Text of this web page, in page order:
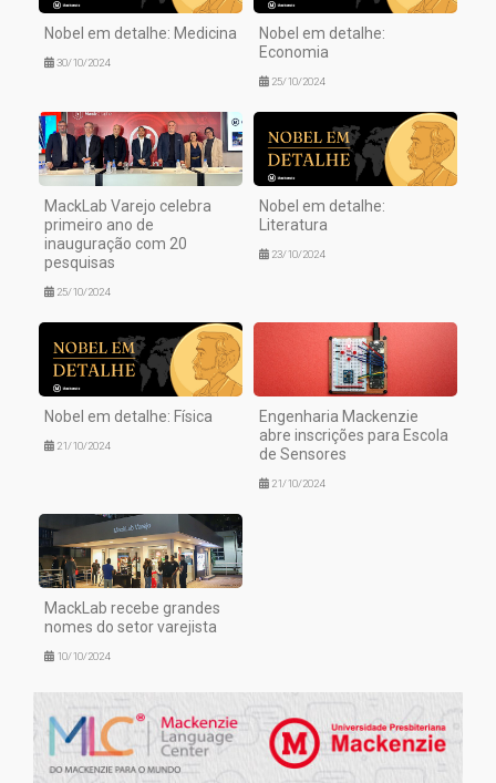
Nobel em detalhe: Medicina
30/10/2024
Nobel em detalhe:
Economia
25/10/2024
MackLab Varejo celebra
primeiro ano de
inauguração com 20
pesquisas
25/10/2024
Nobel em detalhe:
Literatura
23/10/2024
Nobel em detalhe: Física
21/10/2024
Engenharia Mackenzie
abre inscrições para Escola
de Sensores
21/10/2024
MackLab recebe grandes
nomes do setor varejista
10/10/2024